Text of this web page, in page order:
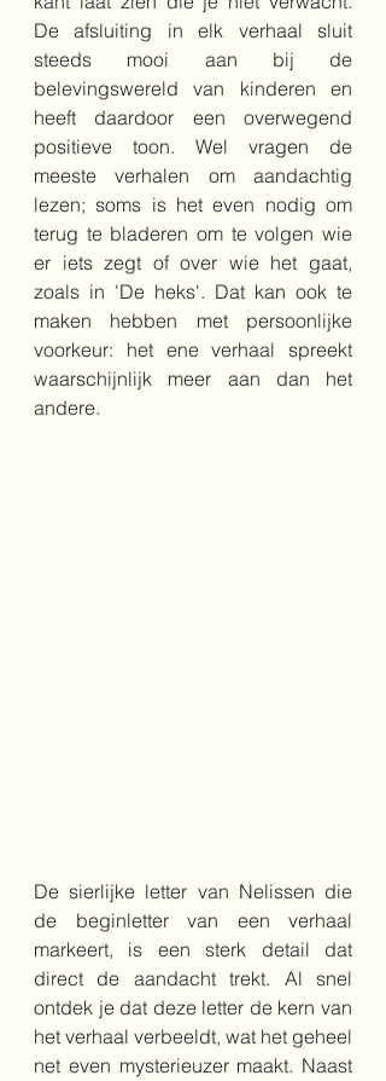
De afsluiting in elk verhaal sluit
steeds mooi aan bij de
belevingswereld van kinderen en
heeft daardoor een overwegend
positieve toon. Wel vragen de
meeste verhalen om aandachtig
lezen; soms is het even nodig om
terug te bladeren om te volgen wie
er iets zegt of over wie het gaat,
zoals in 'De heks'. Dat kan ook te
maken hebben met persoonlijke
voorkeur: het ene verhaal spreekt
waarschijnlijk meer aan dan het
andere.
De sierlijke letter van Nelissen die
de beginletter van een verhaal
markeert, is een sterk detail dat
direct de aandacht trekt. Al snel
ontdek je dat deze letter de kern van
het verhaal verbeeldt, wat het geheel
net even mysterieuzer maakt. Naast